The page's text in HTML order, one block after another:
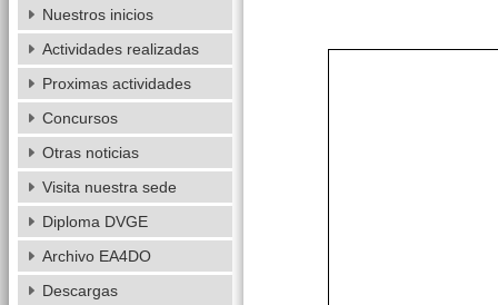
Nuestros inicios
Actividades realizadas
Proximas actividades
Concursos
Otras noticias
Visita nuestra sede
Diploma DVGE
Archivo EA4DO
Descargas